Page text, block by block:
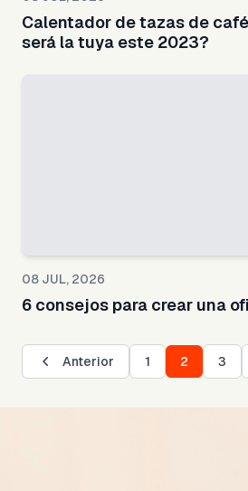
Calentador de tazas de
será la tuya este 2023?
08 JUL, 2026
6 consejos para crear una
Anterior 1 2 3